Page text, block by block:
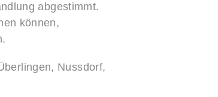
abgestimmt.
können,
Nussdorf,